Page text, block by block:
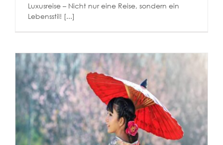
Luxusreise – Nicht nur eine Reise, sondern ein
Lebensstil! [...]